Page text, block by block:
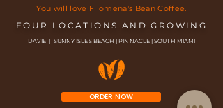
You will love Filomena's Bean Coffee.
FOUR LOCATIONS AND GROWING
DAVIE | SUNNY ISLES BEACH | PINNACLE | SOUTH MIAMI
ORDER NOW